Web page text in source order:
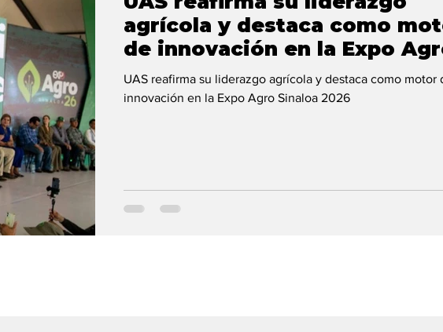
agrícola y destaca como
de innovación en la Expo
Sinaloa 2026
UAS reafirma su liderazgo agrícola y destaca como motor
innovación en la Expo Agro Sinaloa 2026